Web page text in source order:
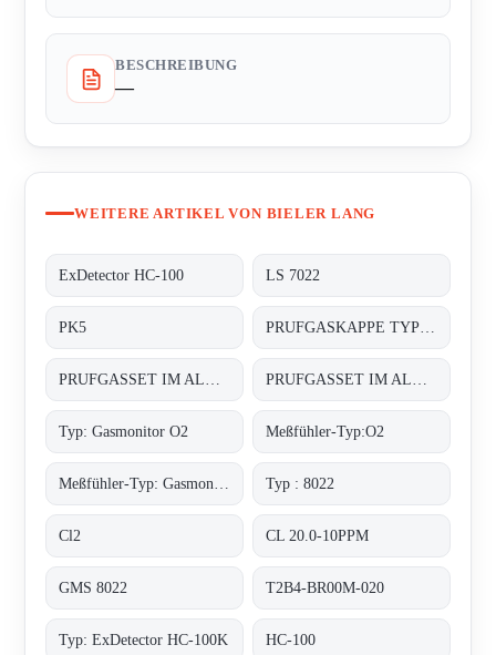
BESCHREIBUNG
—
WEITERE ARTIKEL VON BIELER LANG
ExDetector HC-100 LS 7022
PK5
Typ: Gasmonitor O2 Meßfühler-Typ:O2
Typ : 8022
Cl2 CL 20.0-10PPM
GMS 8022 T2B4-BR00M-020
Typ: ExDetector HC-100K HC-100